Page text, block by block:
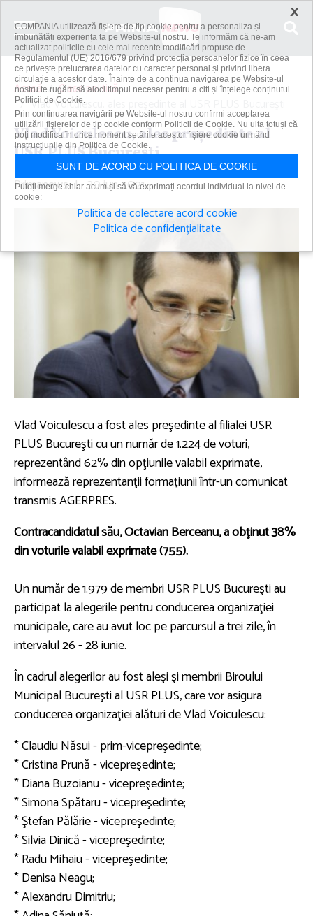
Acasă
Clasa politică
Vlad Voiculescu, ales preşedinte al USR PLUS Bucureşti
Vlad Voiculescu, ales preşedinte al
USR PLUS Bucureşti
Primanews | 30 iun 2021
Vlad Voiculescu a fost ales preşedinte al filialei USR
PLUS Bucureşti cu un număr de 1.224 de voturi,
reprezentând 62% din opţiunile valabil exprimate,
informează reprezentanţii formaţiunii într-un comunicat
transmis AGERPRES.
Contracandidatul său, Octavian Berceanu, a obţinut 38%
din voturile valabil exprimate (755).
Un număr de 1.979 de membri USR PLUS Bucureşti au
participat la alegerile pentru conducerea organizaţiei
municipale, care au avut loc pe parcursul a trei zile, în
intervalul 26 - 28 iunie.
În cadrul alegerilor au fost aleşi şi membrii Biroului
Municipal Bucureşti al USR PLUS, care vor asigura
conducerea organizaţiei alături de Vlad Voiculescu:
* Claudiu Năsui - prim-vicepreşedinte;
* Cristina Prună - vicepreşedinte;
* Diana Buzoianu - vicepreşedinte;
* Simona Spătaru - vicepreşedinte;
* Ştefan Pălărie - vicepreşedinte;
* Silvia Dinică - vicepreşedinte;
* Radu Mihaiu - vicepreşedinte;
* Denisa Neagu;
* Alexandru Dimitriu;
×
COMPANIA utilizează fişiere de tip cookie pentru a personaliza și
îmbunătăți experiența ta pe Website-ul nostru. Te informăm că ne-am
actualizat politicile cu cele mai recente modificări propuse de
Regulamentul (UE) 2016/679 privind protecția persoanelor fizice în ceea
ce privește prelucrarea datelor cu caracter personal și privind libera
circulație a acestor date. Înainte de a continua navigarea pe Website-ul
nostru te rugăm să aloci timpul necesar pentru a citi și înțelege conținutul
Politicii de Cookie.
Prin continuarea navigării pe Website-ul nostru confirmi acceptarea
utilizării fişierelor de tip cookie conform Politicii de Cookie. Nu uita totuși că
poți modifica în orice moment setările acestor fişiere cookie urmând
instrucțiunile din Politica de Cookie.
SUNT DE ACORD CU POLITICA DE COOKIE
Puteți merge chiar acum și să vă exprimați acordul individual la nivel de
cookie:
Politica de colectare acord cookie
Politica de confidențialitate